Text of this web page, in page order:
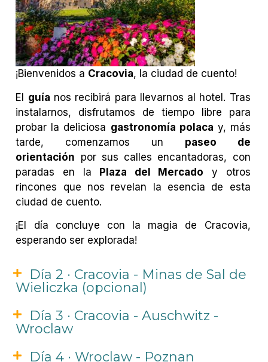
¡Bienvenidos a Cracovia, la ciudad de cuento!
El guía nos recibirá para llevarnos al hotel. Tras
instalarnos, disfrutamos de tiempo libre para
probar la deliciosa gastronomía polaca y, más
tarde, comenzamos un paseo de
orientación por sus calles encantadoras, con
paradas en la Plaza del Mercado y otros
rincones que nos revelan la esencia de esta
ciudad de cuento.
¡El día concluye con la magia de Cracovia,
esperando ser explorada!
Día 2 · Cracovia - Minas de Sal de
Wieliczka (opcional)
Día 3 · Cracovia - Auschwitz -
Wroclaw
Día 4 · Wroclaw - Poznan